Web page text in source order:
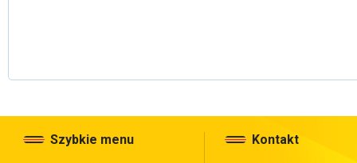
Szybkie menu Kontakt